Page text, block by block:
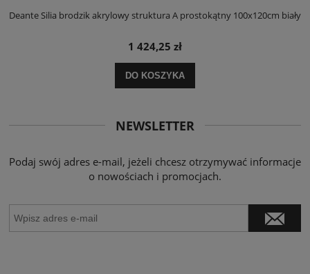
Deante Silia brodzik akrylowy struktura A prostokątny 100x120cm biały
1 424,25 zł
DO KOSZYKA
NEWSLETTER
Podaj swój adres e-mail, jeżeli chcesz otrzymywać informacje
o nowościach i promocjach.